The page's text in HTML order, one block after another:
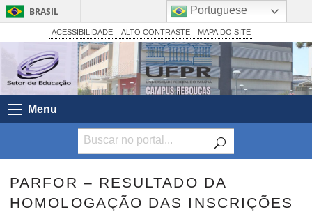
BRASIL
Simplifique!
Comunica BR
Participe
Acesso à informação
Canais
ACESSIBILIDADE ALTO CONTRASTE MAPA DO SITE
Menu
PARFOR – RESULTADO DA
HOMOLOGAÇÃO DAS INSCRIÇÕES
Portuguese